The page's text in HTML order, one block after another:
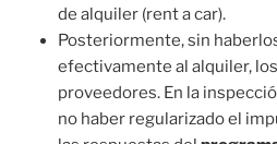
de alquiler (rent a car).
Posteriormente, sin
efectivamente al alquiler,
proveedores. En la
no haber regularizado el